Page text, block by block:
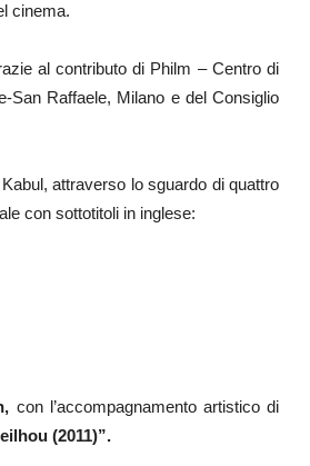
cinema.
al contributo di Philm – Centro di
San Raffaele, Milano e del Consiglio
attraverso lo sguardo di quattro
con sottotitoli in inglese:
con l’accompagnamento artistico di
(2011)”.